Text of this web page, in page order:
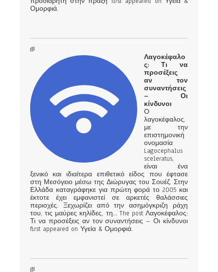
Ομορφιά.
Λαγοκέφαλο
ς: Τι να
προσέξεις
αν τον
συναντήσεις
– Οι
κίνδυνοι
Ο
λαγοκέφαλος,
με την
επιστημονική
ονομασία
Lagocephalus
sceleratus,
είναι ένα
ξενικό και ιδιαίτερα επιθετικό είδος που έφτασε
στη Μεσόγειο μέσω της Διώρυγας του Σουέζ. Στην
Ελλάδα καταγράφηκε για πρώτη φορά το 2005 και
έκτοτε έχει εμφανιστεί σε αρκετές θαλάσσιες
περιοχές. Ξεχωρίζει από την ασημόγκριζη ράχη
του, τις μαύρες κηλίδες, τη... The post Λαγοκέφαλος:
Τι να προσέξεις αν τον συναντήσεις – Οι κίνδυνοι
first appeared on Υγεία & Ομορφιά.